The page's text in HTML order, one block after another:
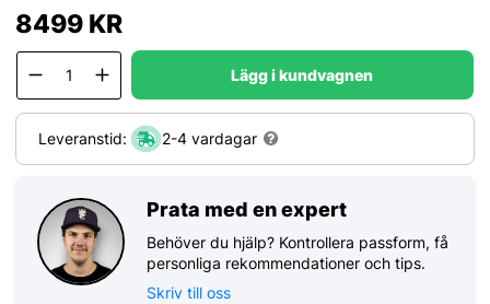
8499KR
Lägg i kundvagnen
Leveranstid: 2-4 vardagar
Prata med en expert
Behöver du hjälp? Kontrollera passform, få
personliga rekommendationer och tips.
Skriv till oss